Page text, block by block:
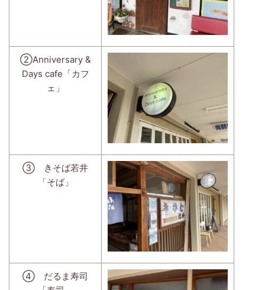
②Anniversary &
Days cafe「カフ
ェ」
③ きそば若井
「そば」
④ だるま寿司